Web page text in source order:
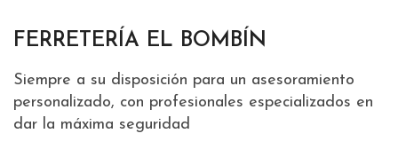
FERRETERÍA EL BOMBÍN
Siempre a su disposición para un asesoramiento
personalizado, con profesionales especializados en
dar la máxima seguridad